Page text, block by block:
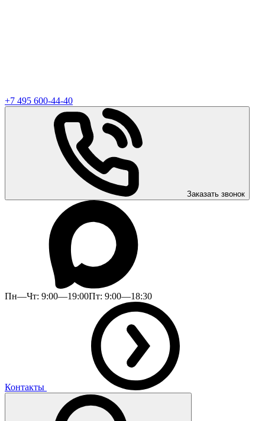
+7 495 600-44-40
Заказать звонок
Пн—Чт: 9:00—19:00Пт: 9:00—18:30
Контакты